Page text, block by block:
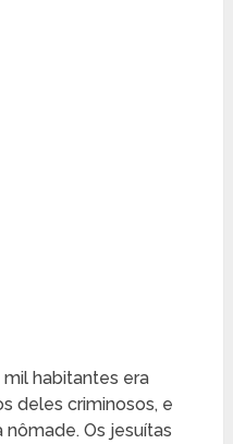
habitantes era
deles criminosos, e
nômade. Os jesuítas